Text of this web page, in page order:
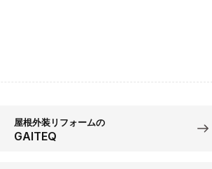
屋根外装リフォームの
GAITEQ